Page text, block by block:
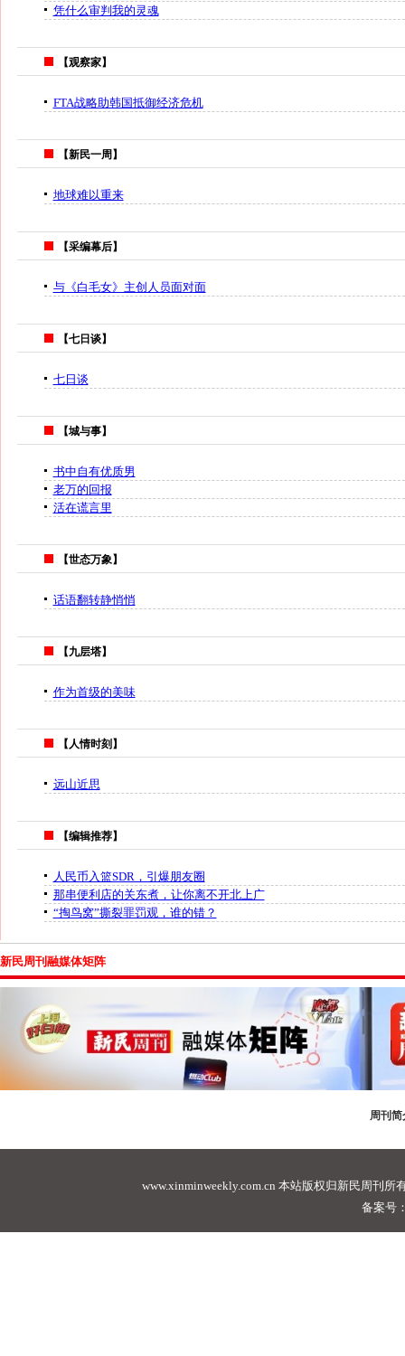
凭什么审判我的灵魂
【观察家】
FTA战略助韩国抵御经济危机
【新民一周】
地球难以重来
【采编幕后】
与《白毛女》主创人员面对面
【七日谈】
七日谈
【城与事】
书中自有优质男
老万的回报
活在谎言里
【世态万象】
话语翻转静悄悄
【九层塔】
作为首级的美味
【人情时刻】
远山近思
【编辑推荐】
人民币入篮SDR，引爆朋友圈
那串便利店的关东煮，让你离不开北上广
“掏鸟窝”撕裂罪罚观，谁的错？
新民周刊融媒体矩阵
周刊简
www.xinminweekly.com.cn 本站版权归新民周刊所
备案号